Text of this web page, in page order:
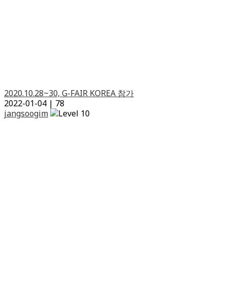
2020.10.28~30, G-FAIR KOREA 참가
2022-01-04 | 78
jangsoogim